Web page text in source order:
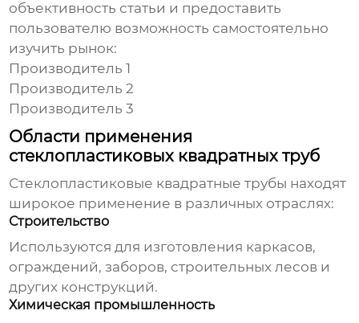
объективность статьи и предоставить
пользователю возможность самостоятельно
изучить рынок:
Производитель 1
Производитель 2
Производитель 3
Области применения
стеклопластиковых квадратных труб
Стеклопластиковые квадратные трубы находят
широкое применение в различных отраслях:
Строительство
Используются для изготовления каркасов,
ограждений, заборов, строительных лесов и
других конструкций.
Химическая промышленность